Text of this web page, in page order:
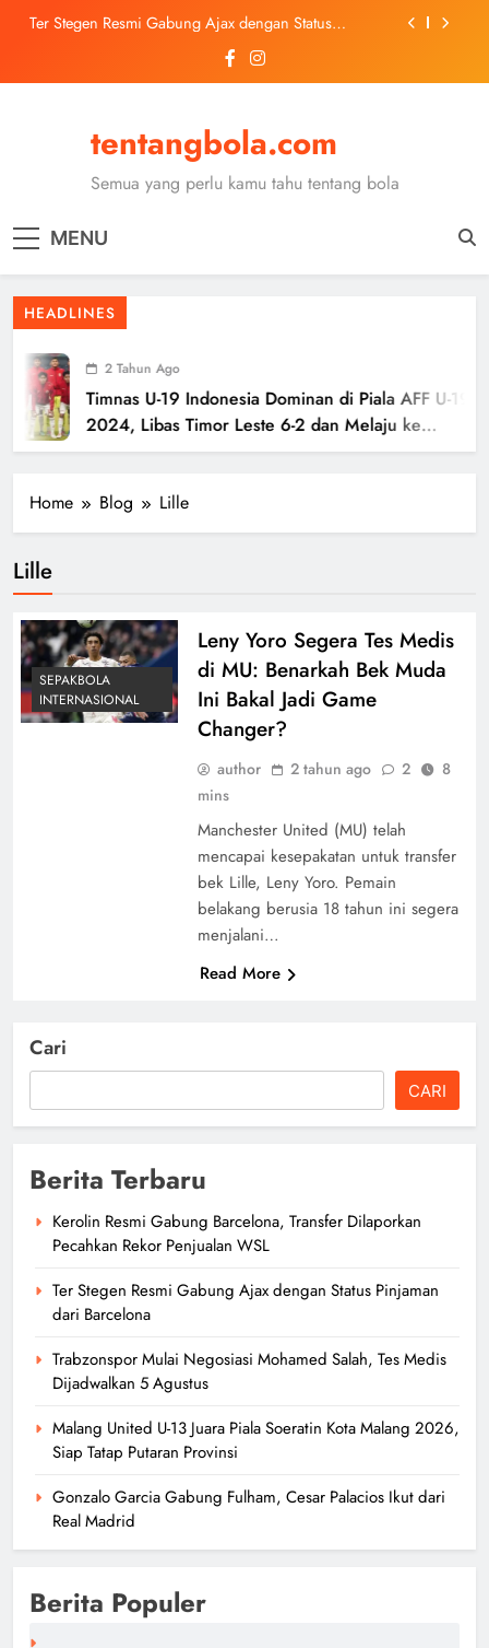
SkipTer Stegen Resmi Gabung Ajax dengan Status
Trabzonspor Mulai Negosiasi Mohamed Salah, Tes
Medis Dijadwalkan 5 Agustus
2026, Siap Tatap Putaran Provinsi
Kerolin Resmi Gabung Barcelona, Transfer
Dilaporkan Pecahkan Rekor Penjualan WSL
Pinjaman dari Barcelona
Trabzonspor Mulai Negosiasi Mohamed Salah, Tes
Medis Dijadwalkan 5 Agustus
Malang United U-13 Juara Piala Soeratin Kota Malang
2026, Siap Tatap Putaran Provinsi
tentangbola.com
Semua yang perlu kamu tahu tentang bola
MENU
HEADLINES
2 Tahun Ago
Timnas U-19 Indonesia Dominan di Piala AFF U-19
2024, Libas Timor Leste 6-2 dan Melaju ke
Semifinal
Home Blog Lille
Lille
SEPAKBOLA
INTERNASIONAL
Leny Yoro Segera Tes Medis
di MU: Benarkah Bek Muda
Ini Bakal Jadi Game
Changer?
author 2 tahun ago 2
8
mins
Manchester United (MU) telah
mencapai kesepakatan untuk transfer
bek Lille, Leny Yoro. Pemain
belakang berusia 18 tahun ini segera
menjalani…
Read More
Cari
CARI
Berita Terbaru
Kerolin Resmi Gabung Barcelona, Transfer Dilaporkan
Pecahkan Rekor Penjualan WSL
Ter Stegen Resmi Gabung Ajax dengan Status Pinjaman
dari Barcelona
Trabzonspor Mulai Negosiasi Mohamed Salah, Tes Medis
Dijadwalkan 5 Agustus
Malang United U-13 Juara Piala Soeratin Kota Malang 2026,
Siap Tatap Putaran Provinsi
Gonzalo Garcia Gabung Fulham, Cesar Palacios Ikut dari
Real Madrid
Berita Populer